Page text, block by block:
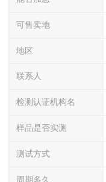
可售卖地
地区
联系人
检测认证机构名
样品是否实测
测试方式
周期多久